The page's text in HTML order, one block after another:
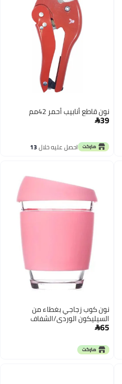
نون قاطع أنابيب أحمر 42مم
39
احصل عليه خلال13
نون كوب زجاجي بغطاء من
السيليكون الوردي/الشفاف
350ملليلتر65